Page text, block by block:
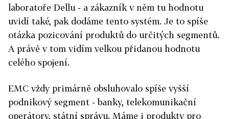
laboratoře Dellu - a zákazník v něm tu hodnotu
uvidí také, pak dodáme tento systém. Je to spíše
otázka pozicování produktů do určitých segmentů.
A právě v tom vidím velkou přidanou hodnotu
celého spojení.
EMC vždy primárně obsluhovalo spíše vyšší
podnikový segment - banky, telekomunikační
operátory, státní správu. Máme i produkty pro